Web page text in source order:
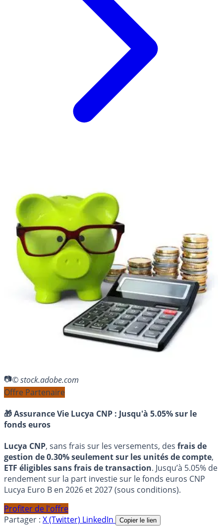
© stock.adobe.com
Offre Partenaire
🎁 Assurance Vie Lucya CNP : Jusqu'à 5.05% sur le
fonds euros
Lucya CNP, sans frais sur les versements, des frais de
gestion de 0.30% seulement sur les unités de compte,
ETF éligibles sans frais de transaction. Jusqu’à 5.05% de
rendement sur la part investie sur le fonds euros CNP
Lucya Euro B en 2026 et 2027 (sous conditions).
Profiter de l'offre
Partager : X (Twitter) LinkedIn Copier le lien